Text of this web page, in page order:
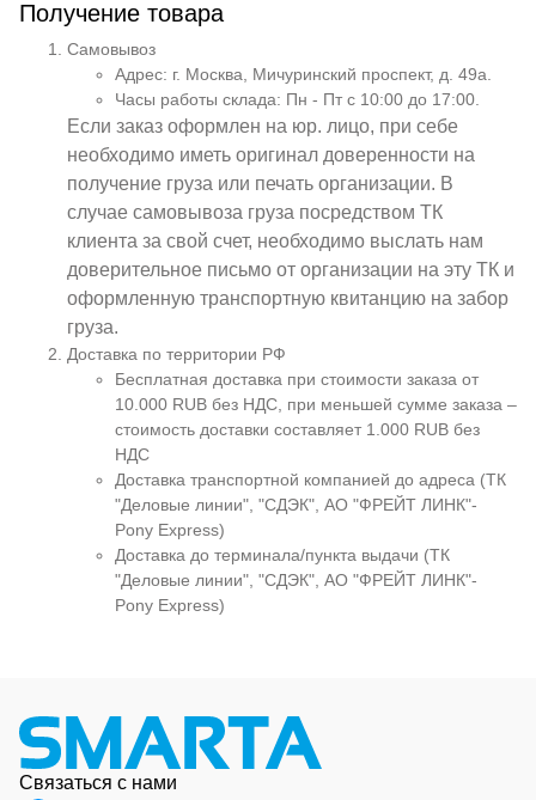
Получение товара
Самовывоз
Адрес: г. Москва, Мичуринский проспект, д. 49а.
Часы работы склада: Пн - Пт с 10:00 до 17:00.
Если заказ оформлен на юр. лицо, при себе
необходимо иметь оригинал доверенности на
получение груза или печать организации. В
случае самовывоза груза посредством ТК
клиента за свой счет, необходимо выслать нам
доверительное письмо от организации на эту ТК и
оформленную транспортную квитанцию на забор
груза.
Доставка по территории РФ
Бесплатная доставка при стоимости заказа от
10.000 RUB без НДС, при меньшей сумме заказа –
стоимость доставки составляет 1.000 RUB без
НДС
Доставка транспортной компанией до адреса (ТК
"Деловые линии", "СДЭК", АО "ФРЕЙТ ЛИНК"-
Pony Express)
Доставка до терминала/пункта выдачи (ТК
"Деловые линии", "СДЭК", АО "ФРЕЙТ ЛИНК"-
Pony Express)
Связаться с нами